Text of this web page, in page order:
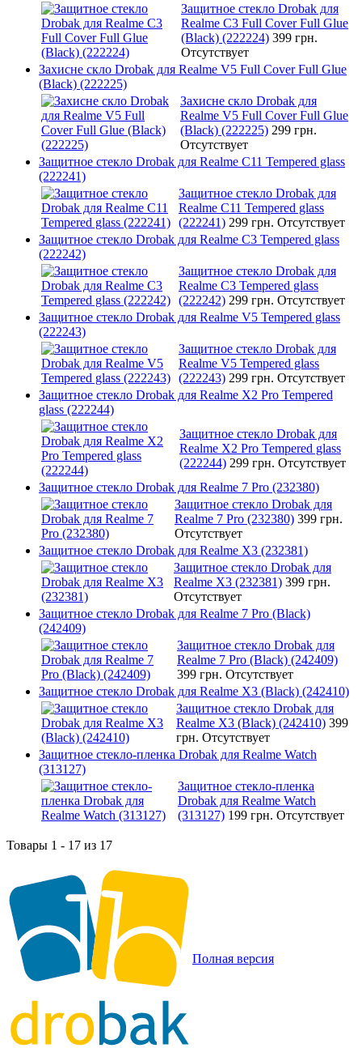
Защитное стекло Drobak для
Realme C3 Full Cover Full Glue
(Black) (222224) 399 грн.
Отсутствует
Захисне скло Drobak для Realme V5 Full Cover Full Glue
(Black) (222225)
Захисне скло Drobak для
Realme V5 Full Cover Full Glue
(Black) (222225) 299 грн.
Отсутствует
Защитное стекло Drobak для Realme C11 Tempered glass
(222241)
Защитное стекло Drobak для
Realme C11 Tempered glass
(222241) 299 грн. Отсутствует
Защитное стекло Drobak для Realme C3 Tempered glass
(222242)
Защитное стекло Drobak для
Realme C3 Tempered glass
(222242) 299 грн. Отсутствует
Защитное стекло Drobak для Realme V5 Tempered glass
(222243)
Защитное стекло Drobak для
Realme V5 Tempered glass
(222243) 299 грн. Отсутствует
Защитное стекло Drobak для Realme X2 Pro Tempered
glass (222244)
Защитное стекло Drobak для
Realme X2 Pro Tempered glass
(222244) 299 грн. Отсутствует
Защитное стекло Drobak для Realme 7 Pro (232380)
Защитное стекло Drobak для
Realme 7 Pro (232380) 399 грн.
Отсутствует
Защитное стекло Drobak для Realme X3 (232381)
Защитное стекло Drobak для
Realme X3 (232381) 399 грн.
Отсутствует
Защитное стекло Drobak для Realme 7 Pro (Black)
(242409)
Защитное стекло Drobak для
Realme 7 Pro (Black) (242409)
399 грн. Отсутствует
Защитное стекло Drobak для Realme X3 (Black) (242410)
Защитное стекло Drobak для
Realme X3 (Black) (242410) 399
грн. Отсутствует
Защитное стекло-пленка Drobak для Realme Watch
(313127)
Защитное стекло-пленка
Drobak для Realme Watch
(313127) 199 грн. Отсутствует
Товары 1 - 17 из 17
Полная версия